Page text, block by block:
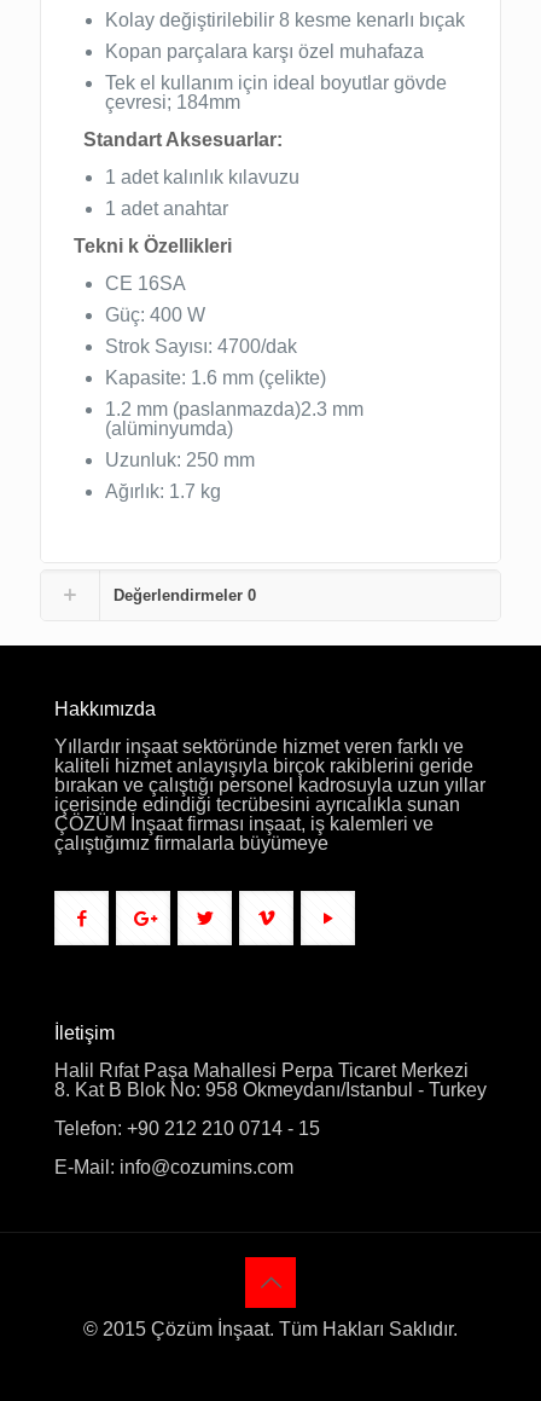
Kolay değiştirilebilir 8 kesme kenarlı bıçak
Kopan parçalara karşı özel muhafaza
Tek el kullanım için ideal boyutlar gövde
çevresi; 184mm
Standart Aksesuarlar:
1 adet kalınlık kılavuzu
1 adet anahtar
Tekni k Özellikleri
CE 16SA
Güç: 400 W
Strok Sayısı: 4700/dak
Kapasite: 1.6 mm (çelikte)
1.2 mm (paslanmazda)2.3 mm
(alüminyumda)
Uzunluk: 250 mm
Ağırlık: 1.7 kg
Değerlendirmeler 0
Hakkımızda
Yıllardır inşaat sektöründe hizmet veren farklı ve
kaliteli hizmet anlayışıyla birçok rakiblerini geride
bırakan ve çalıştığı personel kadrosuyla uzun yıllar
içerisinde edindiği tecrübesini ayrıcalıkla sunan
ÇÖZÜM İnşaat firması inşaat, iş kalemleri ve
çalıştığımız firmalarla büyümeye
İletişim
Halil Rıfat Paşa Mahallesi Perpa Ticaret Merkezi
8. Kat B Blok No: 958 Okmeydanı/Istanbul - Turkey
Telefon: +90 212 210 0714 - 15
E-Mail: info@cozumins.com
© 2015 Çözüm İnşaat. Tüm Hakları Saklıdır.